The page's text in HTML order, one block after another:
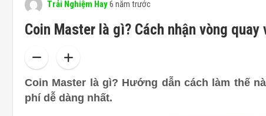
Trải Nghiệm Hay6 năm trước
Coin Master là gì? Cách nhận vòng
Coin Master là gì? Hướng dẫn cách làm thế
phí dễ dàng nhất.